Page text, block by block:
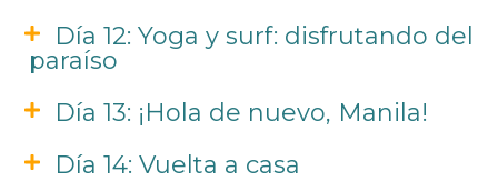
Día 12: Yoga y surf: disfrutando del
paraíso
Día 13: ¡Hola de nuevo, Manila!
Día 14: Vuelta a casa